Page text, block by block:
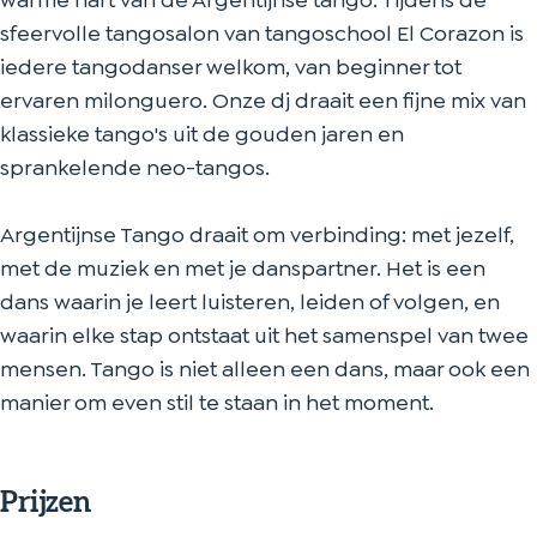
n
z
o
n
a
z
o
n
n
r
a
z
o
n
sfeervolle tangosalon van tangoschool El Corazon is
iedere tangodanser welkom, van beginner tot
ervaren milonguero. Onze dj draait een fijne mix van
klassieke tango's uit de gouden jaren en
sprankelende neo-tangos.
Argentijnse Tango draait om verbinding: met jezelf,
met de muziek en met je danspartner. Het is een
dans waarin je leert luisteren, leiden of volgen, en
waarin elke stap ontstaat uit het samenspel van twee
mensen. Tango is niet alleen een dans, maar ook een
manier om even stil te staan in het moment.
Prijzen